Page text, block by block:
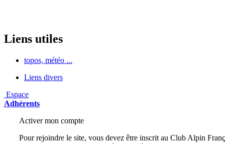
Liens utiles
topos, météo ...
Liens divers
Espace
Adhérents
Activer mon compte
Pour rejoindre le site, vous devez être inscrit au Club Alpin